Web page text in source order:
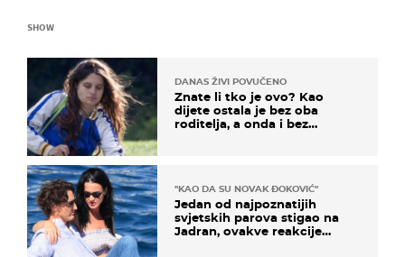
SHOW
DANAS ŽIVI POVUČENO
Znate li tko je ovo? Kao
dijete ostala je bez oba
roditelja, a onda i bez
"KAO DA SU NOVAK ĐOKOVIĆ"
Jedan od najpoznatijih
svjetskih parova stigao na
Jadran, ovakve reakcije